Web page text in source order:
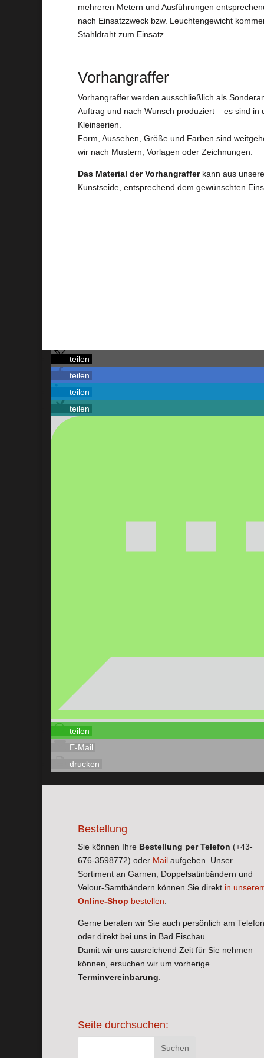
mehreren Metern und Ausführungen
nach Einsatzzweck bzw. Leuchtengewicht
Stahldraht zum Einsatz.
Vorhangraffer
Vorhangraffer werden ausschließlich als
Auftrag und nach Wunsch produziert – es sind in
Kleinserien.
Form, Aussehen, Größe und Farben sind
wir nach Mustern, Vorlagen oder Zeichnungen.
Das Material der Vorhangrafferkann aus
Kunstseide, entsprechend dem gewünschten
teilen
teilen
teilen
teilen
teilen
E-Mail
drucken
Bestellung
Sie können Ihre Bestellung per Telefon (+43-
676-3598772) oder Mail aufgeben. Unser
Sortiment an Garnen, Doppelsatinbändern und
Velour-Samtbändern können Sie direkt in
Online-Shop bestellen.
Gerne beraten wir Sie auch persönlich am Telefon
oder direkt bei uns in Bad Fischau.
Damit wir uns ausreichend Zeit für Sie nehmen
können, ersuchen wir um vorherige
Terminvereinbarung.
Seite durchsuchen: